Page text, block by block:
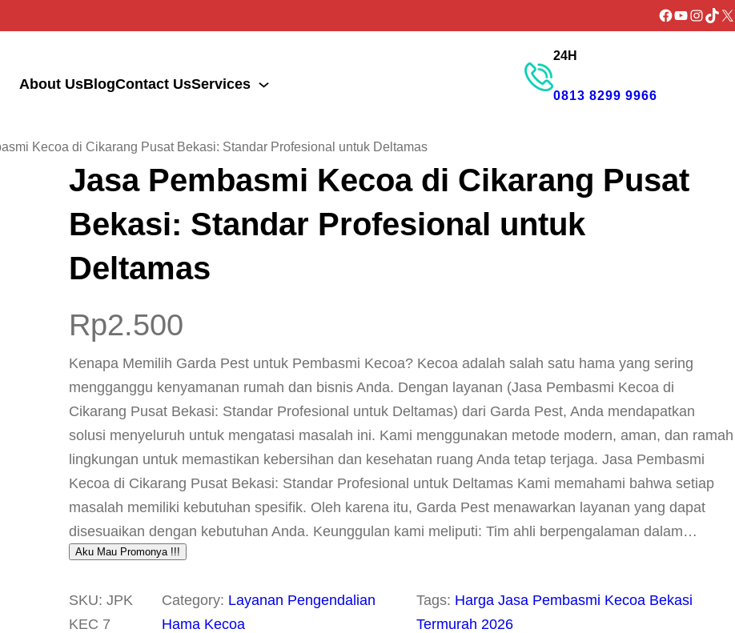
Facebook
YouTubeX
About UsBlogContact UsServices
24H
0813 8299 9966
Kecoa di Cikarang Pusat Bekasi: Standar Profesional untuk Deltamas
Jasa Pembasmi Kecoa di Cikarang Pusat
Bekasi: Standar Profesional untuk
Deltamas
Rp2.500
Kenapa Memilih Garda Pest untuk Pembasmi Kecoa? Kecoa adalah salah satu hama yang sering
mengganggu kenyamanan rumah dan bisnis Anda. Dengan layanan (Jasa Pembasmi Kecoa di
Cikarang Pusat Bekasi: Standar Profesional untuk Deltamas) dari Garda Pest, Anda mendapatkan
solusi menyeluruh untuk mengatasi masalah ini. Kami menggunakan metode modern, aman, dan ramah
lingkungan untuk memastikan kebersihan dan kesehatan ruang Anda tetap terjaga. Jasa Pembasmi
Kecoa di Cikarang Pusat Bekasi: Standar Profesional untuk Deltamas Kami memahami bahwa setiap
masalah memiliki kebutuhan spesifik. Oleh karena itu, Garda Pest menawarkan layanan yang dapat
disesuaikan dengan kebutuhan Anda. Keunggulan kami meliputi: Tim ahli berpengalaman dalam…
Aku Mau Promonya !!!
SKU: JPK
KEC 7
Category: Layanan Pengendalian
Hama Kecoa
Tags: Harga Jasa Pembasmi Kecoa Bekasi
Termurah 2026